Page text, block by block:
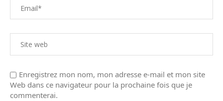
Enregistrez mon nom, mon adresse e-mail et mon site
Web dans ce navigateur pour la prochaine fois que je
commenterai.